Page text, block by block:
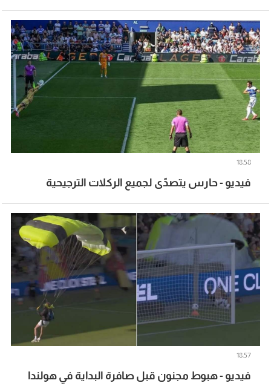
فيديو - حارس يتصدّى لجميع الركلات الترجيحية
18:58
فيديو - هبوط مجنون قبل صافرة البداية في هولندا
18:57